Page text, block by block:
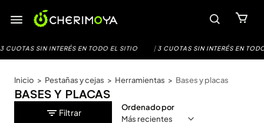
SIN INTERÉS EN TODO EL SITIO | 3 CUOTAS SIN INTERÉS EN TODO EL
Inicio > Pestañas y cejas > Herramientas > Bases y placas
BASES Y PLACAS
Filtrar Ordenado por